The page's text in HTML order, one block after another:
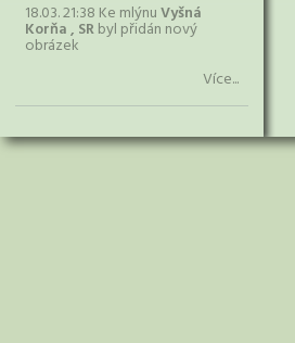
18.03. 21:38 Ke mlýnuVyšná
Korňa , SRbyl přidán nový
obrázek
Více...